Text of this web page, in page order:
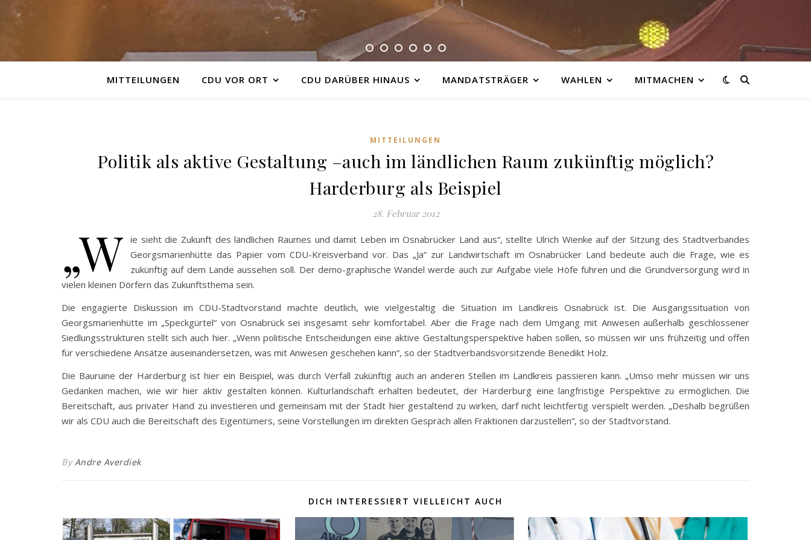
MITTEILUNGEN CDU VOR ORT CDU DARÜBER HINAUS MANDATSTRÄGER WAHLEN MITMACHEN
MITTEILUNGEN
Politik als aktive Gestaltung –auch im ländlichen Raum zukünftig möglich?
Harderburg als Beispiel
28. Februar 2012
„W ie sieht die Zukunft des ländlichen Raumes und damit Leben im Osnabrücker Land aus“, stellte Ulrich Wienke auf der Sitzung des Stadtverbandes
Georgsmarienhütte das Papier vom CDU-Kreisverband vor. Das „Ja“ zur Landwirtschaft im Osnabrücker Land bedeute auch die Frage, wie es
zukünftig auf dem Lande aussehen soll. Der demo-graphische Wandel werde auch zur Aufgabe viele Höfe führen und die Grundversorgung wird in
vielen kleinen Dörfern das Zukunftsthema sein.
Die engagierte Diskussion im CDU-Stadtvorstand machte deutlich, wie vielgestaltig die Situation im Landkreis Osnabrück ist. Die Ausgangssituation von
Georgsmarienhütte im „Speckgürtel“ von Osnabrück sei insgesamt sehr komfortabel. Aber die Frage nach dem Umgang mit Anwesen außerhalb geschlossener
Siedlungsstrukturen stellt sich auch hier. „Wenn politische Entscheidungen eine aktive Gestaltungsperspektive haben sollen, so müssen wir uns frühzeitig und offen
für verschiedene Ansätze auseinandersetzen, was mit Anwesen geschehen kann“, so der Stadtverbandsvorsitzende Benedikt Holz.
Die Bauruine der Harderburg ist hier ein Beispiel, was durch Verfall zukünftig auch an anderen Stellen im Landkreis passieren kann. „Umso mehr müssen wir uns
Gedanken machen, wie wir hier aktiv gestalten können. Kulturlandschaft erhalten bedeutet, der Harderburg eine langfristige Perspektive zu ermöglichen. Die
Bereitschaft, aus privater Hand zu investieren und gemeinsam mit der Stadt hier gestaltend zu wirken, darf nicht leichtfertig verspielt werden. „Deshalb begrüßen
wir als CDU auch die Bereitschaft des Eigentümers, seine Vorstellungen im direkten Gespräch allen Fraktionen darzustellen“, so der Stadtvorstand.
ByAndre Averdiek
DICH INTERESSIERT VIELLEICHT AUCH